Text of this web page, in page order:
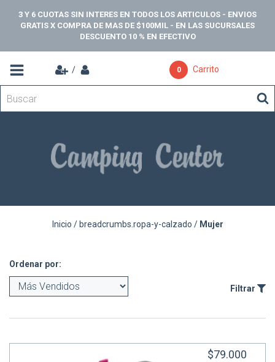
3 Y 6 CUOTAS SIN INTERES EN TODOS LOS ARTICULOS - ENVIOS
GRATIS X COMPRA DE MAS DE $100MIL - EN LAS SUCURSALES
DESCUENTO 10 % EN EFECTIVO
/ 0 Carrito
Inicio / breadcrumbs.ropa-y-calzado / Mujer
Ordenar por:
Filtrar
$79.000